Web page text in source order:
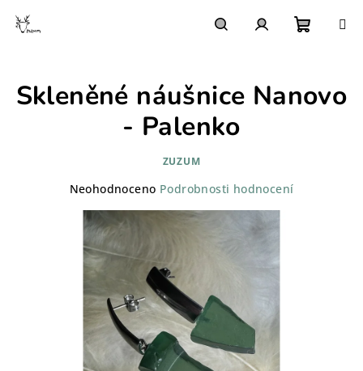
košík
Skleněné náušnice Nanovo
- Palenko
ZUZUM
Průměrné
produktu
0,0
hvězdiček.
Neohodnoceno Podrobnosti hodnocení